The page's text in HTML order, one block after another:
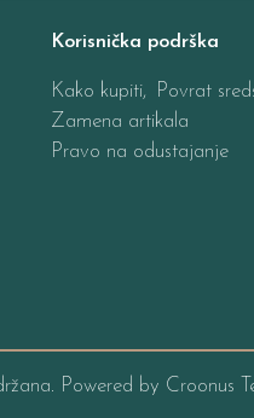
Korisnička podrška
Kako kupiti, Povrat
Zamena artikala
Pravo na odustajanje
Powered by Croonus